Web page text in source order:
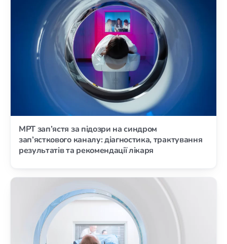
МРТ зап’ястя за підозри на синдром
зап’ясткового каналу: діагностика, трактування
результатів та рекомендації лікаря